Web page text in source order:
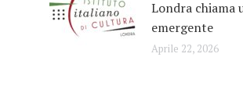
Londra chiama
emergente
Aprile 22, 2026